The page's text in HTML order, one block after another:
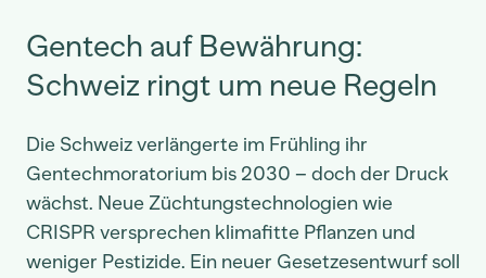
Gentech auf Bewährung:
Schweiz ringt um neue Regeln
Die Schweiz verlängerte im Frühling ihr
Gentechmoratorium bis 2030 – doch der Druck
wächst. Neue Züchtungstechnologien wie
CRISPR versprechen klimafitte Pflanzen und
weniger Pestizide. Ein neuer Gesetzesentwurf soll